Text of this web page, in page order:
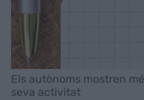
Els autònoms mostren
seva activitat